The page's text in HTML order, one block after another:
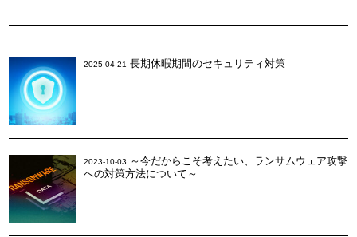
2025-04-21 長期休暇期間のセキュリティ対策
2023-10-03
～今だからこそ考えたい、ランサムウェア攻撃
への対策方法について～